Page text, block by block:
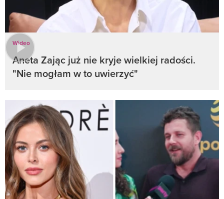
Wideo
Aneta Zając już nie kryje wielkiej radości.
"Nie mogłam w to uwierzyć"